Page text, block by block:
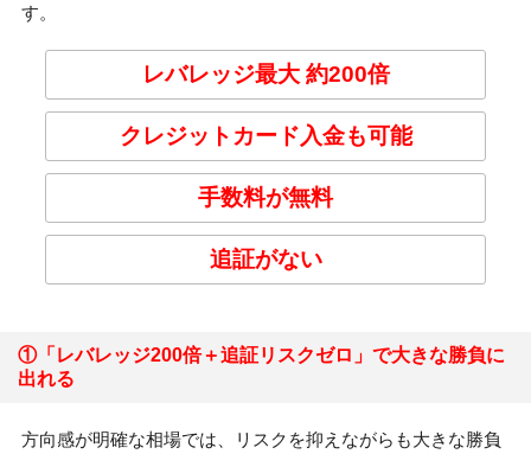
す。
レバレッジ最大 約200倍
クレジットカード入金も可能
手数料が無料
追証がない
①「レバレッジ200倍＋追証リスクゼロ」で大きな勝負に
出れる
方向感が明確な相場では、リスクを抑えながらも大きな勝負